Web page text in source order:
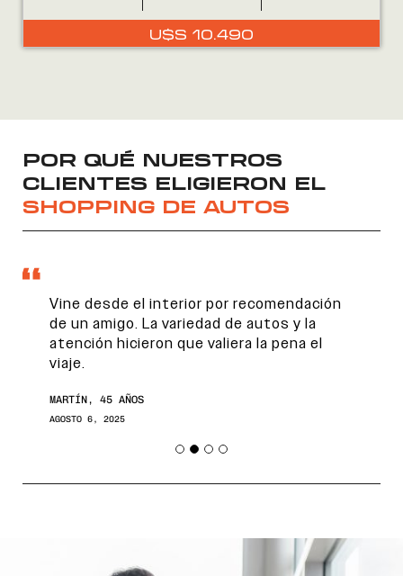
U$S 10.490
POR QUÉ NUESTROS
CLIENTES ELIGIERON EL
SHOPPING DE AUTOS
Vine desde el interior por recomendación
de un amigo. La variedad de autos y la
atención hicieron que valiera la pena el
viaje.
MARTÍN, 45 AÑOS
AGOSTO 6, 2025